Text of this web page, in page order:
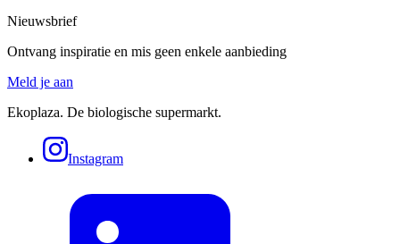
Nieuwsbrief
Ontvang inspiratie en mis geen enkele aanbieding
Meld je aan
Ekoplaza. De biologische supermarkt.
Instagram